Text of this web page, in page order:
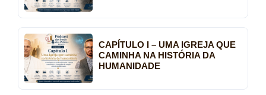
CAPÍTULO I – UMA IGREJA QUE
CAMINHA NA HISTÓRIA DA
HUMANIDADE